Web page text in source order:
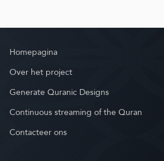
Homepagina
Over het project
Generate Quranic Designs
Continuous streaming of the Quran
Contacteer ons